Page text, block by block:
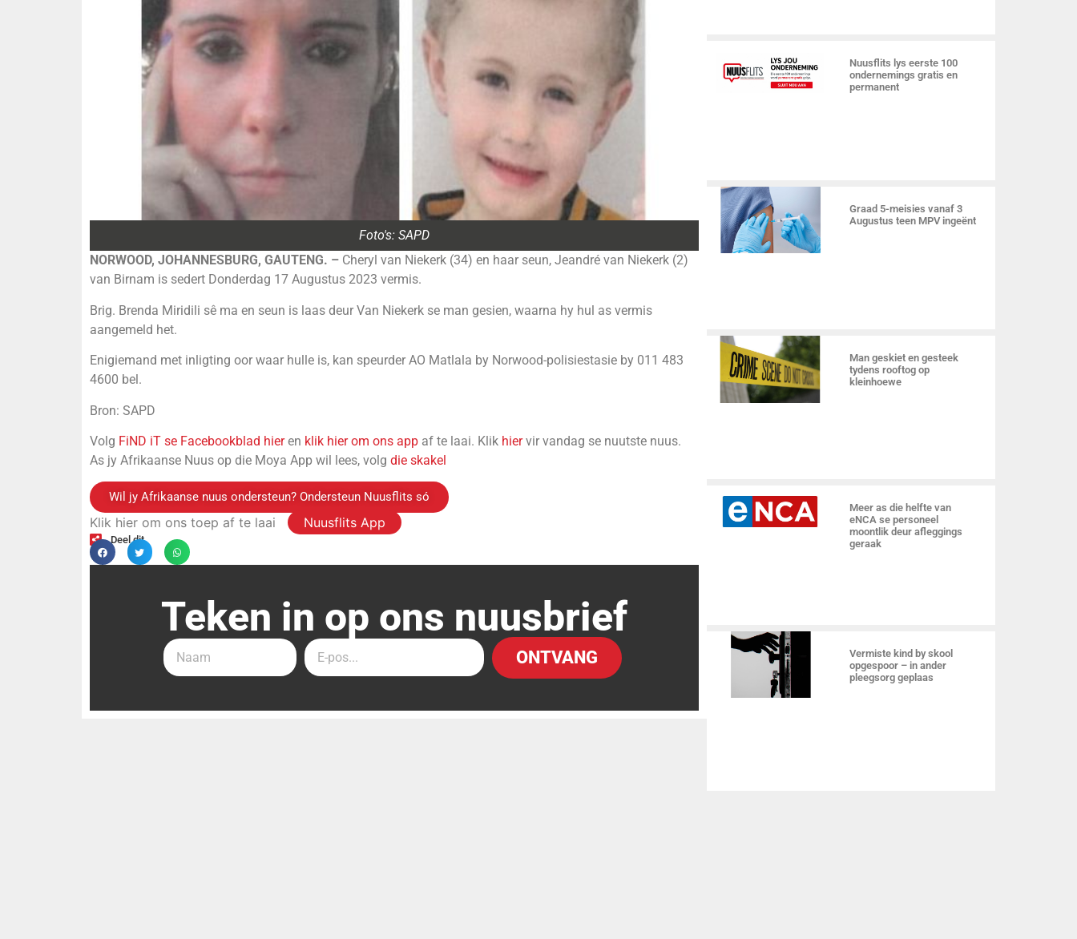
Foto's: SAPD
NORWOOD, JOHANNESBURG, GAUTENG. – Cheryl van Niekerk (34) en haar seun, Jeandré van Niekerk (2)
van Birnam is sedert Donderdag 17 Augustus 2023 vermis.
Brig. Brenda Miridili sê ma en seun is laas deur Van Niekerk se man gesien, waarna hy hul as vermis
aangemeld het.
Enigiemand met inligting oor waar hulle is, kan speurder AO Matlala by Norwood-polisiestasie by 011 483
4600 bel.
Bron: SAPD
Volg FiND iT se Facebookblad hieren klik hier om ons app af te laai. Klik hiervir vandag se nuutste nuus.
As jy Afrikaanse Nuus op die Moya App wil lees, volg die skakel
Wil jy Afrikaanse nuus ondersteun? Ondersteun Nuusflits só
Klik hier om ons toep af te laai Nuusflits App
Deel dit
Teken in op ons nuusbrief
ONTVANG
Nuusflits lys eerste 100
ondernemings gratis en
permanent
Graad 5-meisies vanaf 3
Augustus teen MPV ingeënt
Man geskiet en gesteek
tydens rooftog op
kleinhoewe
Meer as die helfte van
eNCA se personeel
moontlik deur afleggings
geraak
Vermiste kind by skool
opgespoor – in ander
pleegsorg geplaas